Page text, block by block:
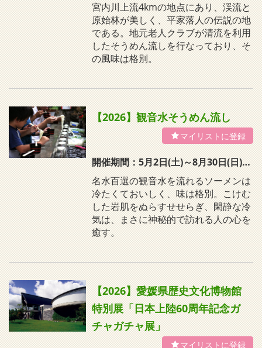
宮内川上流4kmの地点にあり、渓流と
原始林が美しく、平家落人の伝説の地
である。地元老人クラブが清流を利用
したそうめん流しを行なっており、そ
の風味は格別。
【2026】観音水そうめん流し
開催期間：5月2日(土)～8月30日(日)10時～15時30分 ※ラストオーダー15時 但し、5～6月は、土日祝日のみの営業 7～8月は、月曜(定休日)以外が営業(月曜日が祝日の場合は営業)
名水百選の観音水を流れるソーメンは
冷たくておいしく、味は格別。こけむ
した岩肌をぬらすせせらぎ、閑静な冷
気は、まさに神秘的で訪れる人の心を
癒す。
【2026】愛媛県歴史文化博物館
特別展「日本上陸60周年記念ガ
チャガチャ展」